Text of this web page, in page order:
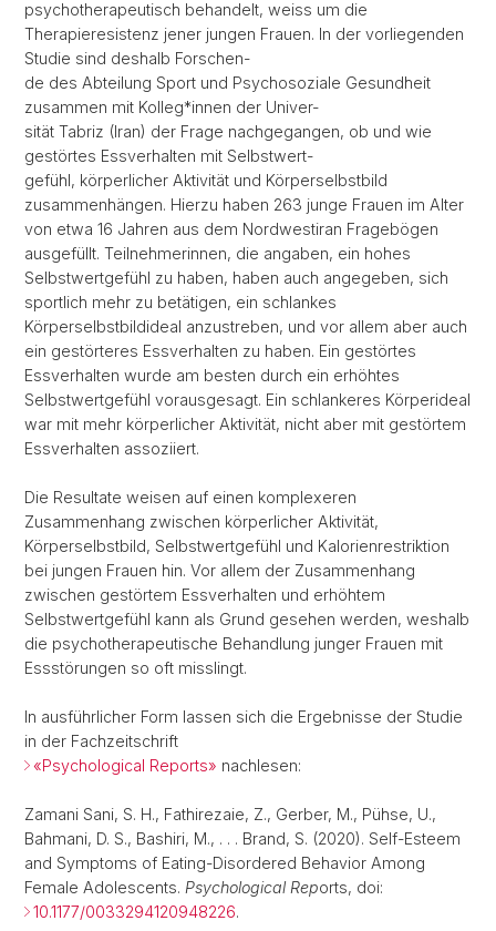
psychotherapeutisch behandelt, weiss um die
Therapieresistenz jener jungen Frauen. In der vorliegenden
Studie sind deshalb Forschen-
de des Abteilung Sport und Psychosoziale Gesundheit
zusammen mit Kolleg*innen der Univer-
sität Tabriz (Iran) der Frage nachgegangen, ob und wie
gestörtes Essverhalten mit Selbstwert-
gefühl, körperlicher Aktivität und Körperselbstbild
zusammenhängen. Hierzu haben 263 junge Frauen im Alter
von etwa 16 Jahren aus dem Nordwestiran Fragebögen
ausgefüllt. Teilnehmerinnen, die angaben, ein hohes
Selbstwertgefühl zu haben, haben auch angegeben, sich
sportlich mehr zu betätigen, ein schlankes
Körperselbstbildideal anzustreben, und vor allem aber auch
ein gestörteres Essverhalten zu haben. Ein gestörtes
Essverhalten wurde am besten durch ein erhöhtes
Selbstwertgefühl vorausgesagt. Ein schlankeres Körperideal
war mit mehr körperlicher Aktivität, nicht aber mit gestörtem
Essverhalten assoziiert.
Die Resultate weisen auf einen komplexeren
Zusammenhang zwischen körperlicher Aktivität,
Körperselbstbild, Selbstwertgefühl und Kalorienrestriktion
bei jungen Frauen hin. Vor allem der Zusammenhang
zwischen gestörtem Essverhalten und erhöhtem
Selbstwertgefühl kann als Grund gesehen werden, weshalb
die psychotherapeutische Behandlung junger Frauen mit
Essstörungen so oft misslingt.
In ausführlicher Form lassen sich die Ergebnisse der Studie
in der Fachzeitschrift
«Psychological Reports» nachlesen:
Zamani Sani, S. H., Fathirezaie, Z., Gerber, M., Pühse, U.,
Bahmani, D. S., Bashiri, M., . . . Brand, S. (2020). Self-Esteem
and Symptoms of Eating-Disordered Behavior Among
Female Adolescents. Psychological Reports, doi:
10.1177/0033294120948226.